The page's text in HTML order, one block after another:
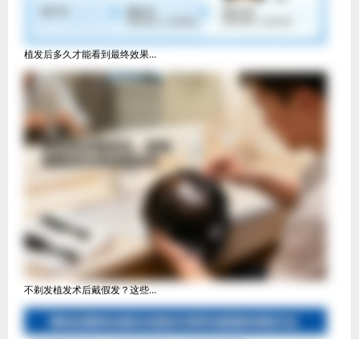
植发后多久才能看到最终效果...
不剃发植发术后戴假发？这些...